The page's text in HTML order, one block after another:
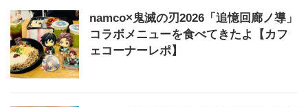
namco×鬼滅の刃2026「追憶回廊ノ導」
コラボメニューを食べてきたよ【カフ
ェコーナーレポ】